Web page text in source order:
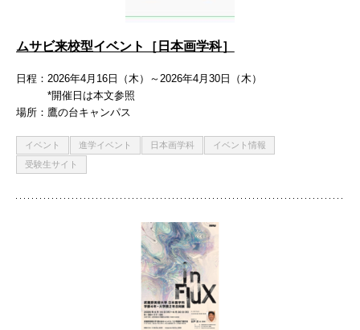
ムサビ来校型イベント［日本画学科］
日程
2026年4月16日（木）～2026年4月30日（木）
*開催日は本文参照
場所
鷹の台キャンパス
イベント 進学イベント 日本画学科
イベント情報
受験生サイト